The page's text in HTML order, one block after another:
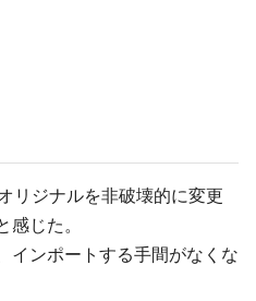
リジナルを非破壊的に変更
じた。
インポートする手間がなくな